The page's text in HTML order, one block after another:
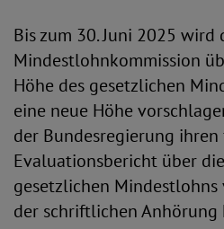
Bis zum 30. Juni 2025 wird
Mindestlohnkommission
Höhe des gesetzlichen
eine neue Höhe
der Bundesregierung
Evaluationsbericht über
gesetzlichen Mindestlohns
der schriftlichen Anhörung